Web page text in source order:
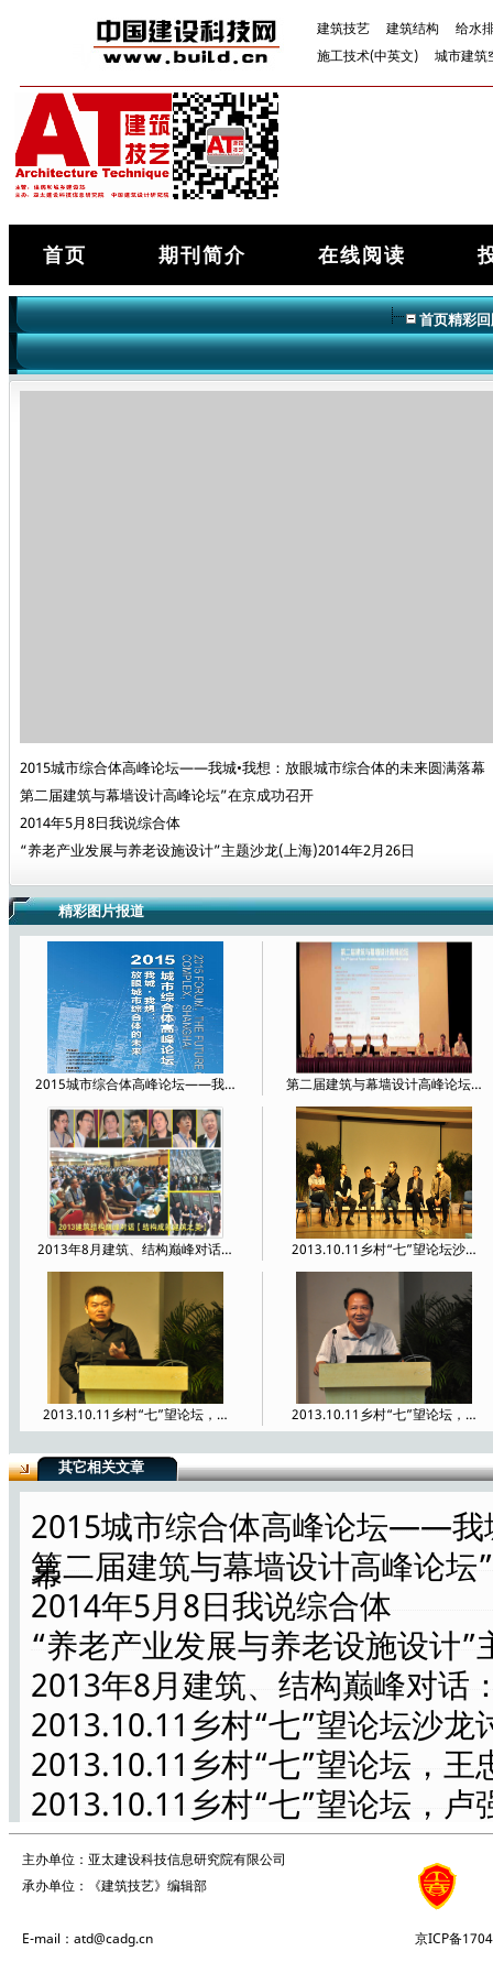
建筑技艺 建筑结构
给水
施工技术(中英文)
城市建筑
首页 期刊简介 在线阅读
首页精彩
2015城市综合体高峰论坛——我城•我想：放眼城市综合体的未来圆满落幕
第二届建筑与幕墙设计高峰论坛”在京成功召开
2014年5月8日我说综合体
“养老产业发展与养老设施设计”主题沙龙(上海)2014年2月26日
精彩图片报道
2015城市综合体高峰论坛——我… 第二届建筑与幕墙设计高峰论坛…
2013年8月建筑、结构巅峰对话… 2013.10.11乡村“七”望论坛沙…
2013.10.11乡村“七”望论坛，… 2013.10.11乡村“七”望论坛，…
2013.10.11乡村“七”望论坛，… 2013.10.11乡村“七”望论坛开…
2013年8月23日"结构成就建筑之… 2013年8月23日"结构成就建筑之…
2013年8月23日"结构成就建筑之…
其它相关文章
2015城市综合体高峰论坛——我
幕
第二届建筑与幕墙设计高峰论坛
2014年5月8日我说综合体
“养老产业发展与养老设施设计
2013年8月建筑、结构巅峰对话
2013.10.11乡村“七”望论坛沙龙
2013.10.11乡村“七”望论坛，
2013.10.11乡村“七”望论坛，卢
2013.10.11乡村“七”望论坛，华
2013.10.11乡村“七”望论坛，
2013.10.11乡村“七”望论坛，
主办单位：亚太建设科技信息研究院有限公司
承办单位：《建筑技艺》编辑部
E-mail：atd@cadg.cn 京ICP备